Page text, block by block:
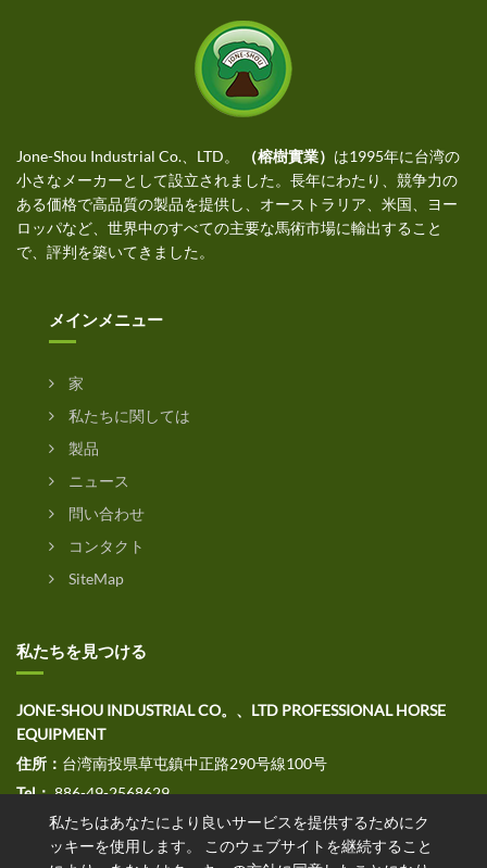
私たちはあなたにより良いサービスを提供するためにク
ッキーを使用します。 このウェブサイトを継続すること
Jone-Shou Industrial Co.、LTD。 （榕樹實業） は1995年に台湾の
小さなメーカーとして設立されました。長年にわたり、競争力の
ある価格で高品質の製品を提供し、オーストラリア、米国、ヨー
ロッパなど、世界中のすべての主要な馬術市場に輸出すること
で、評判を築いてきました。
メインメニュー
家
私たちに関しては
製品
ニュース
問い合わせ
コンタクト
SiteMap
私たちを見つける
JONE-SHOU INDUSTRIAL CO。、LTD PROFESSIONAL HORSE
EQUIPMENT
住所： 台湾南投県草屯鎮中正路290号線100号
Tel：886-49-2568629
ファックス：886-49-2568691
メール：jssales@jone-shou.com